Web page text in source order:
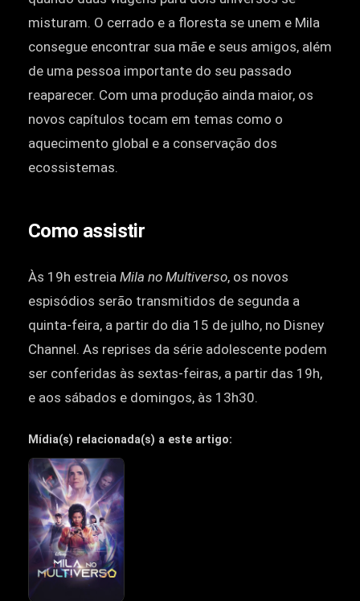
misturam. O cerrado e a floresta se unem e Mila
consegue encontrar sua mãe e seus amigos, além
de uma pessoa importante do seu passado
reaparecer. Com uma produção ainda maior, os
novos capítulos tocam em temas como o
aquecimento global e a conservação dos
ecossistemas.
Como assistir
Às 19h estreia Mila no Multiverso, os novos
espisódios serão transmitidos de segunda a
quinta-feira, a partir do dia 15 de julho, no Disney
Channel. As reprises da série adolescente podem
ser conferidas às sextas-feiras, a partir das 19h,
e aos sábados e domingos, às 13h30.
Mídia(s) relacionada(s) a este artigo: